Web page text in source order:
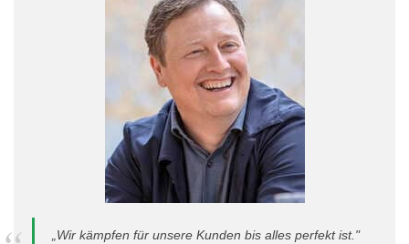
„Wir kämpfen für unsere Kunden bis alles perfekt ist."